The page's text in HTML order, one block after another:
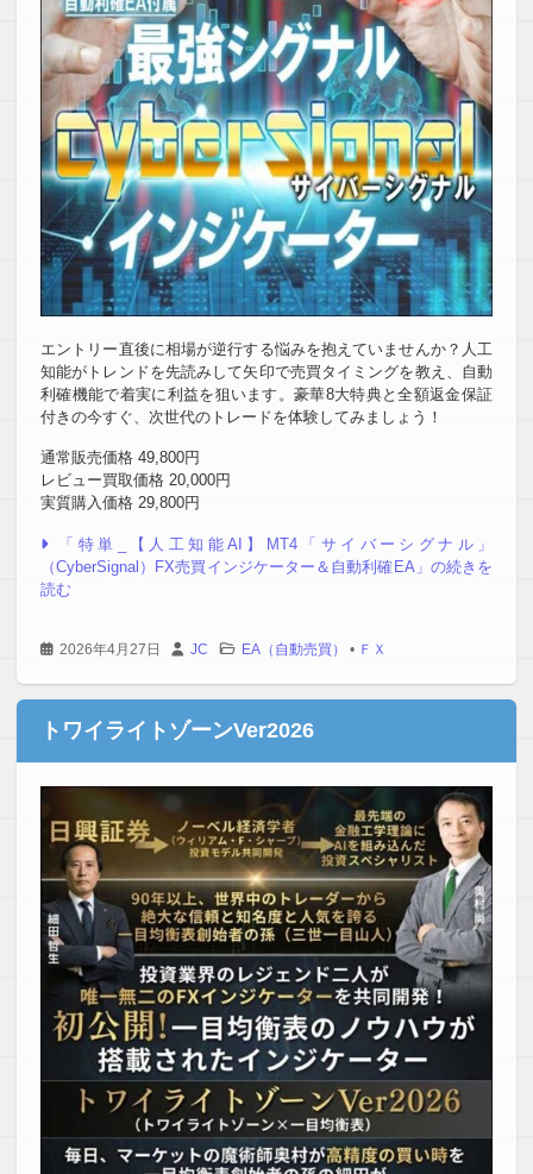
エントリー直後に相場が逆行する悩みを抱えていませんか？人工
知能がトレンドを先読みして矢印で売買タイミングを教え、自動
利確機能で着実に利益を狙います。豪華8大特典と全額返金保証
付きの今すぐ、次世代のトレードを体験してみましょう！
通常販売価格 49,800円
レビュー買取価格 20,000円
実質購入価格 29,800円
「特単_【人工知能AI】MT4「サイバーシグナル」
（CyberSignal）FX売買インジケーター＆自動利確EA」の続きを
読む
2026年4月27日 JC EA（自動売買） • ＦＸ
トワイライトゾーンVer2026